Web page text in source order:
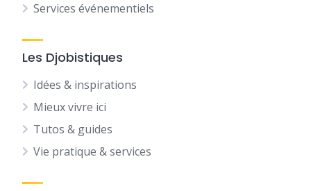
Services événementiels
Les Djobistiques
Idées & inspirations
Mieux vivre ici
Tutos & guides
Vie pratique & services